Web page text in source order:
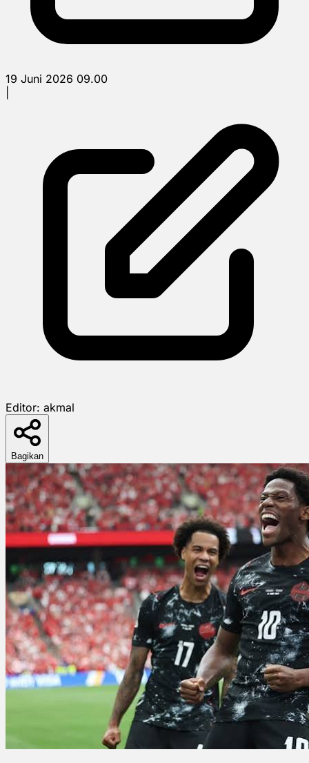
19 Juni 2026 09.00
Editor: akmal
Bagikan